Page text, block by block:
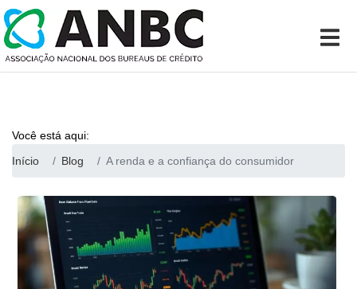
Você está aqui:
Início
Blog A renda e a confiança do consumidor